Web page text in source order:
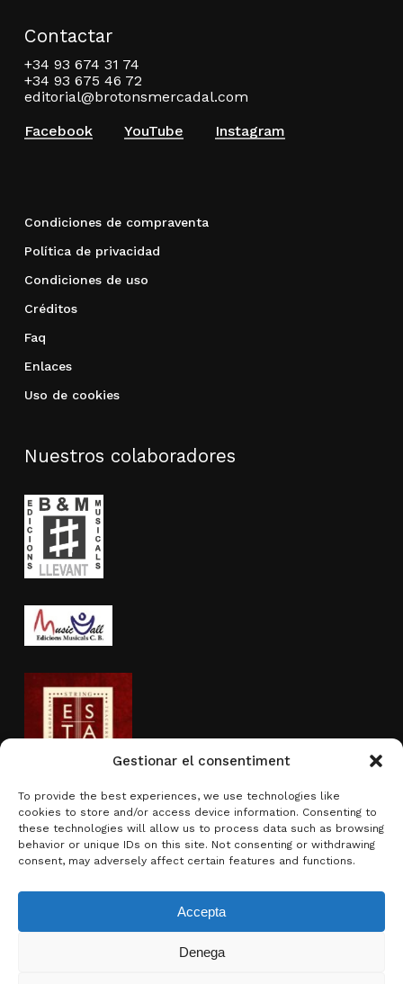
Gestionar el consentiment
To provide the best experiences, we use technologies like
cookies to store and/or access device information. Consenting to
these technologies will allow us to process data such as browsing
behavior or unique IDs on this site. Not consenting or withdrawing
consent, may adversely affect certain features and functions.
Accepta
Denega
Contactar
+34 93 674 31 74
+34 93 675 46 72
editorial@brotonsmercadal.com
Facebook
YouTube Instagram
Condiciones de compraventa
Política de privacidad
Condiciones de uso
Créditos
Faq
Enlaces
Uso de cookies
Nuestros colaboradores
Actividad subvencionada por